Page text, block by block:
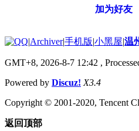
加为好友
|Archiver|手机版|小黑屋|温
GMT+8, 2026-8-7 12:42 ,
Powered by Discuz! X3.4
Copyright © 2001-2020, Tencent
返回顶部